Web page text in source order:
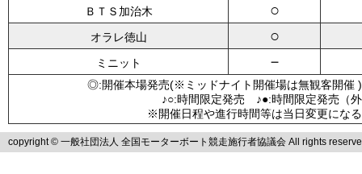
ＢＴＳ加治木 ○
オラレ徳山 ○
ミニット －
◎:開催本場発売(※ミッドナイト開催場は無観客
♪○:時間限定発売 ♪●:時間限定発売
※開催日程や進行時間等は当日変更にな
copyright © 一般社団法人 全国モーターボート競走施行者協議会 All rights